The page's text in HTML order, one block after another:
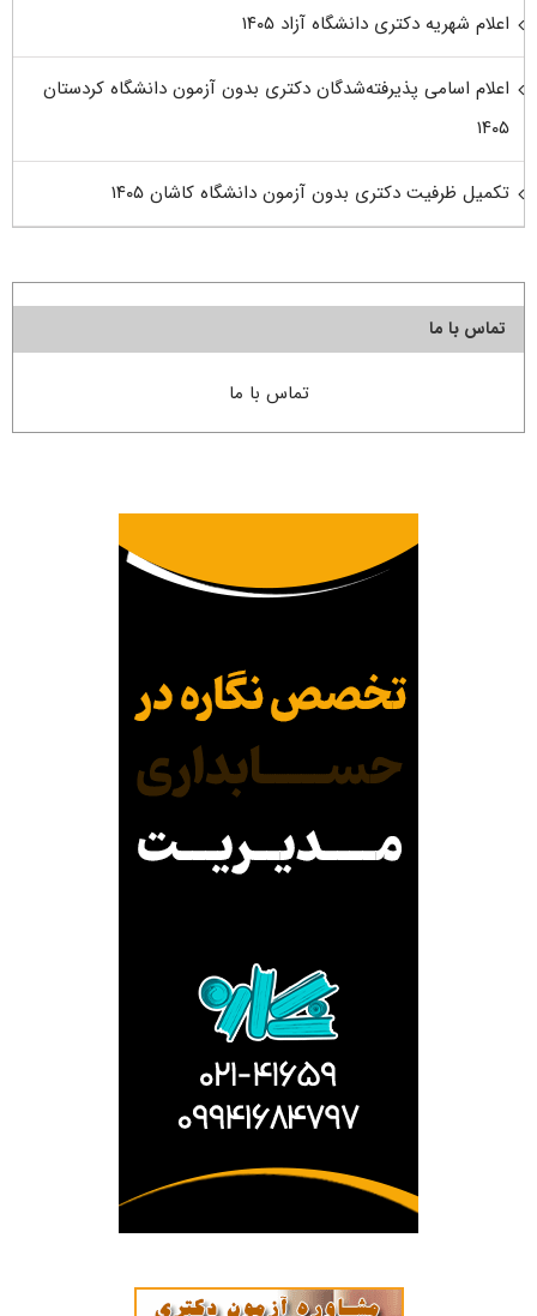
اعلام شهریه دکتری دانشگاه آزاد ۱۴۰۵
اعلام اسامی پذیرفته‌شدگان دکتری بدون آزمون دانشگاه کردستان
۱۴۰۵
تکمیل ظرفیت دکتری بدون آزمون دانشگاه کاشان ۱۴۰۵
تماس با ما
تماس با ما